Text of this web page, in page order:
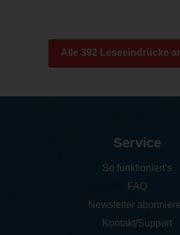
Alle 392 Leseeindrücke
Service
So funktioniert‘s
FAQ
Newsletter
Kontakt/Support